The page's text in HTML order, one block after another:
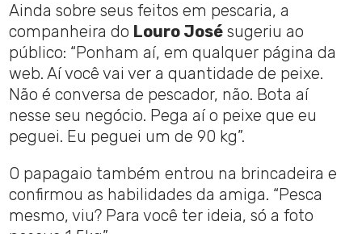
Ainda sobre seus feitos em pescaria, a
companheira do Louro José sugeriu ao
público: “Ponham aí, em qualquer página da
web. Aí você vai ver a quantidade de peixe.
Não é conversa de pescador, não. Bota aí
nesse seu negócio. Pega aí o peixe que eu
peguei. Eu peguei um de 90 kg”.
O papagaio também entrou na brincadeira e
confirmou as habilidades da amiga. “Pesca
mesmo, viu? Para você ter ideia, só a foto